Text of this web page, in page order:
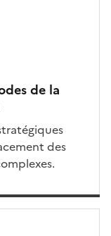
de la
des